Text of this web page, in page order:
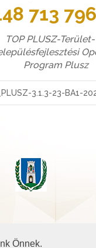
Önnek.
713
TOP PLUSZ-
Program Plusz
3.1.3-23-BA1-